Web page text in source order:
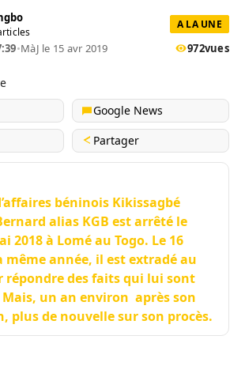
A LA UNE
•MàJ le 15 avr 2019 972vues
Google News
Partager
béninois Kikissagbé
alias KGB est arrêté le
2018 à Lomé au Togo. Le 16
même année, il est extradé au
répondre des faits qui lui sont
Mais, un an environ après son
plus de nouvelle sur son procès.